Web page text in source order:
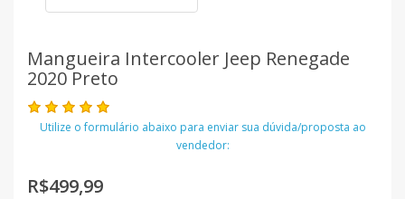
Mangueira Intercooler Jeep Renegade
2020 Preto
Utilize o formulário abaixo para enviar sua dúvida/proposta ao
vendedor:
R$499,99